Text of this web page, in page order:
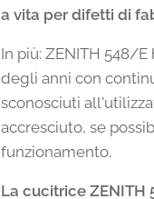
a vita per difetti di
In più: ZENITH 548/
degli anni con
sconosciuti
accresciuto, se
funzionamento.
La cucitrice ZENITH